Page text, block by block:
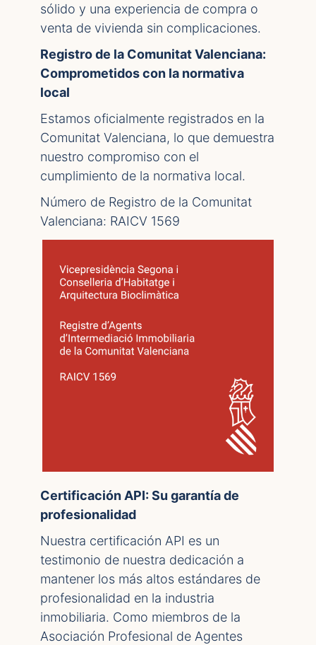
sólido y una experiencia de compra o
venta de vivienda sin complicaciones.
Registro de la Comunitat Valenciana:
Comprometidos con la normativa
local
Estamos oficialmente registrados en la
Comunitat Valenciana, lo que demuestra
nuestro compromiso con el
cumplimiento de la normativa local.
Número de Registro de la Comunitat
Valenciana: RAICV 1569
Certificación API: Su garantía de
profesionalidad
Nuestra certificación API es un
testimonio de nuestra dedicación a
mantener los más altos estándares de
profesionalidad en la industria
inmobiliaria. Como miembros de la
Asociación Profesional de Agentes